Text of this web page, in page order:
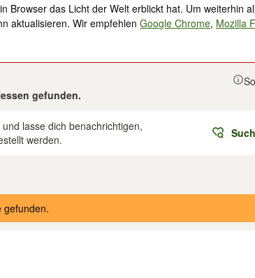
Browser das Licht der Welt erblickt hat. Um weiterhin
aktualisieren. Wir empfehlenGoogle Chrome, Mozilla
gefunden.
lasse dich benachrichtigen,
werden.
gefunden.